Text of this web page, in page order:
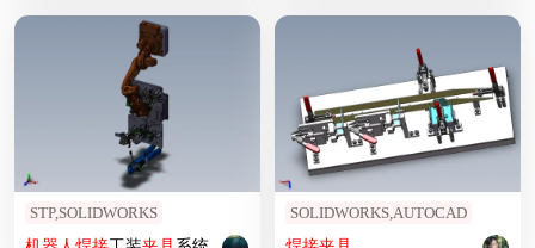
STP,SOLIDWORKS SOLIDWORKS,AUTOCAD